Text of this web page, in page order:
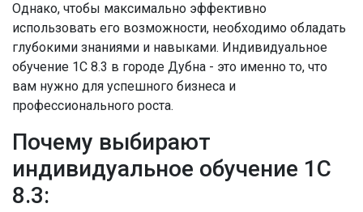
Однако, чтобы максимально эффективно
использовать его возможности, необходимо обладать
глубокими знаниями и навыками. Индивидуальное
обучение 1С 8.3 в городе Дубна - это именно то, что
вам нужно для успешного бизнеса и
профессионального роста.
Почему выбирают
индивидуальное обучение 1С
8.3: